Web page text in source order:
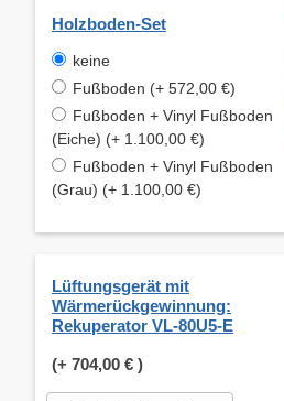
Holzboden-Set
keine
Fußboden (+ 572,00 €)
Fußboden + Vinyl Fußboden
(Eiche) (+ 1.100,00 €)
Fußboden + Vinyl Fußboden
(Grau) (+ 1.100,00 €)
Lüftungsgerät mit
Wärmerückgewinnung:
Rekuperator VL-80U5-E
(+ 704,00 € )